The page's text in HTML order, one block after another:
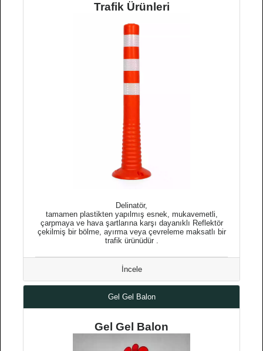
Trafik Ürünleri
Delinatör,
tamamen plastikten yapılmış esnek, mukavemetli,
çarpmaya ve hava şartlarına karşı dayanıklı Reflektör
çekilmiş bir bölme, ayırma veya çevreleme maksatlı bir
trafik ürünüdür .
İncele
Gel Gel Balon
Gel Gel Balon